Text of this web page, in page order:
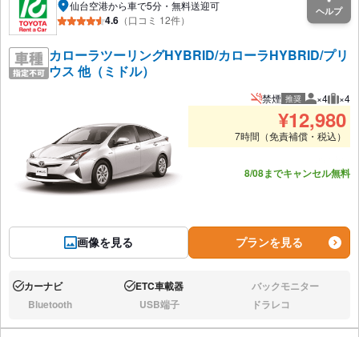
仙台空港から車で5分・無料送迎可
4.6 （口コミ 12件）
カローラツーリングHYBRID/カローラHYBRID/プリ
ウス 他（ミドル）
画像を見る
禁煙 推奨 推奨人数
×4 推
×4
¥12,980
7時間（免責補償・税込）
8/08までキャンセル無料
プランを見る
あり:カーナビ あり:ETC車載器 なし:バックモニター
なし:Bluetooth なし:USB端子 なし:ドラレコ
ヘルプ